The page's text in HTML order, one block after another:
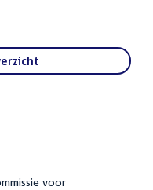
voor